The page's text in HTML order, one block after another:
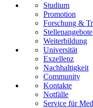
Studium
Promotion
Forschung &
Stellenangebote
Weiterbildung
Universität
Exzellenz
Nachhaltigkeit
Community
Kontakte
Notfälle
Service für